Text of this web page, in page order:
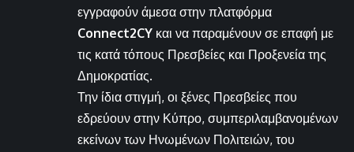
εγγραφούν άμεσα στην πλατφόρμα
Connect2CY και να παραμένουν σε επαφή με
τις κατά τόπους Πρεσβείες και Προξενεία της
Δημοκρατίας.
Την ίδια στιγμή, οι ξένες Πρεσβείες που
εδρεύουν στην Κύπρο, συμπεριλαμβανομένων
εκείνων των Ηνωμένων Πολιτειών, του